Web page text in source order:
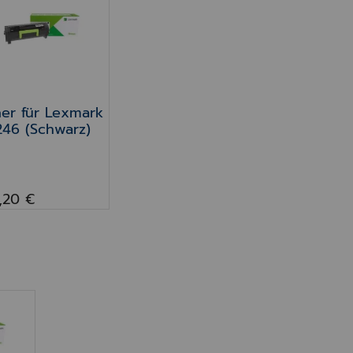
für Lexmark
(Schwarz)
€
M1246 & XM1246